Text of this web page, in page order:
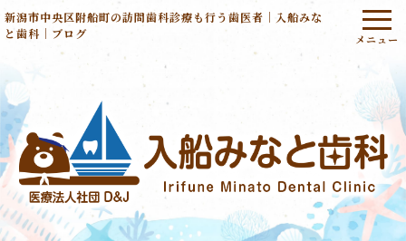
新潟市中央区附船町の訪問歯科診療も行う歯医者｜入船みな
と歯科｜ブログ